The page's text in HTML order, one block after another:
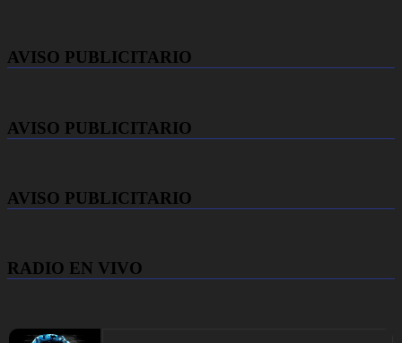
AVISO PUBLICITARIO
AVISO PUBLICITARIO
AVISO PUBLICITARIO
RADIO EN VIVO